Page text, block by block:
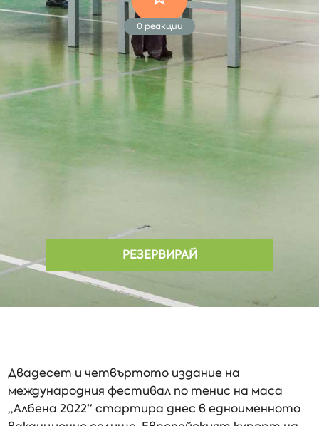
0реакции
РЕЗЕРВИРАЙ
Двадесет и четвъртото издание на
международния фестивал по тенис на маса
„Албена 2022“ стартира днес в едноименното